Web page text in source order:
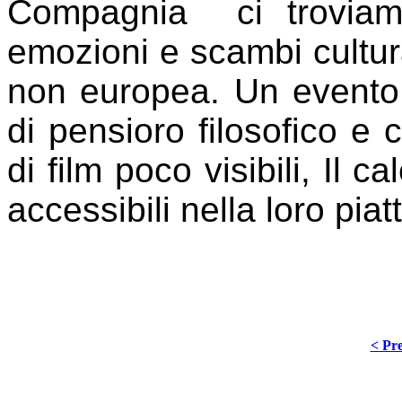
Compagnia ci
emozioni e scambi
non europea. Un
di pensioro filosofico e
di film poco visibili, Il
accessibili nella loro
<